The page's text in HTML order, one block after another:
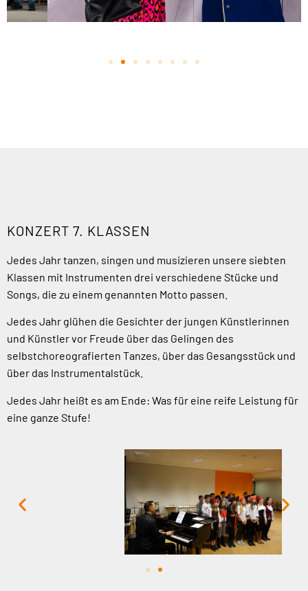
KONZERT 7. KLASSEN
Jedes Jahr tanzen, singen und musizieren unsere siebten
Klassen mit Instrumenten drei verschiedene Stücke und
Songs, die zu einem genannten Motto passen.
Jedes Jahr glühen die Gesichter der jungen Künstlerinnen
und Künstler vor Freude über das Gelingen des
selbstchoreografierten Tanzes, über das Gesangsstück und
über das Instrumentalstück.
Jedes Jahr heißt es am Ende: Was für eine reife Leistung für
eine ganze Stufe!